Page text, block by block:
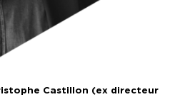
Castillon (ex directeur